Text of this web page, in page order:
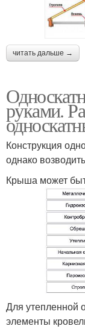
читать дальше →
руками.
Конструкция
однако
Крыша может
Для утепленной
элементы